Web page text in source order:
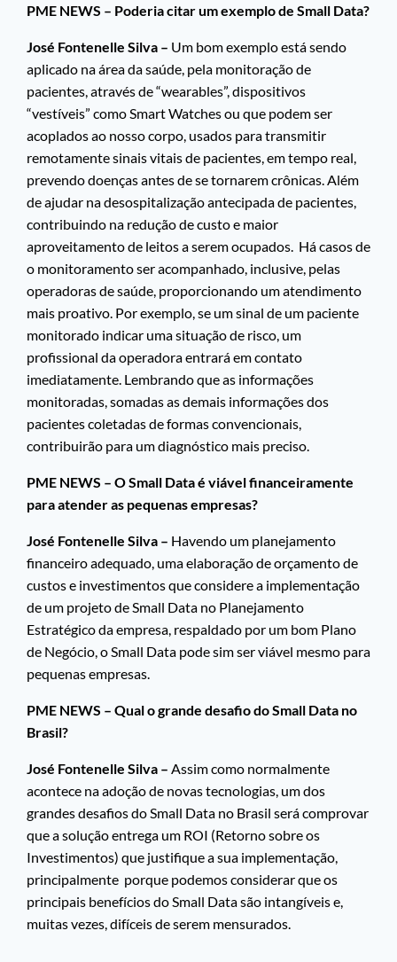
PME NEWS – Poderia citar um exemplo de Small Data?
José Fontenelle Silva – Um bom exemplo está sendo
aplicado na área da saúde, pela monitoração de
pacientes, através de “wearables”, dispositivos
“vestíveis” como Smart Watches ou que podem ser
acoplados ao nosso corpo, usados para transmitir
remotamente sinais vitais de pacientes, em tempo real,
prevendo doenças antes de se tornarem crônicas. Além
de ajudar na desospitalização antecipada de pacientes,
contribuindo na redução de custo e maior
aproveitamento de leitos a serem ocupados. Há casos de
o monitoramento ser acompanhado, inclusive, pelas
operadoras de saúde, proporcionando um atendimento
mais proativo. Por exemplo, se um sinal de um paciente
monitorado indicar uma situação de risco, um
profissional da operadora entrará em contato
imediatamente. Lembrando que as informações
monitoradas, somadas as demais informações dos
pacientes coletadas de formas convencionais,
contribuirão para um diagnóstico mais preciso.
PME NEWS – O Small Data é viável financeiramente
para atender as pequenasempresas?
José Fontenelle Silva – Havendo um planejamento
financeiro adequado, uma elaboração de orçamento de
custos e investimentos que considere a implementação
de um projeto de Small Data no Planejamento
Estratégico da empresa, respaldado por um bom Plano
de Negócio, o Small Data pode sim ser viável mesmo para
pequenas empresas.
PME NEWS – Qual o grande desafio do Small Data no
Brasil?
José Fontenelle Silva – Assim como normalmente
acontece na adoção de novas tecnologias, um dos
grandes desafios do Small Data no Brasil será comprovar
que a solução entrega um ROI (Retorno sobre os
Investimentos) que justifique a sua implementação,
principalmente porque podemos considerar que os
principais benefícios do Small Data são intangíveis e,
muitas vezes, difíceis de serem mensurados.